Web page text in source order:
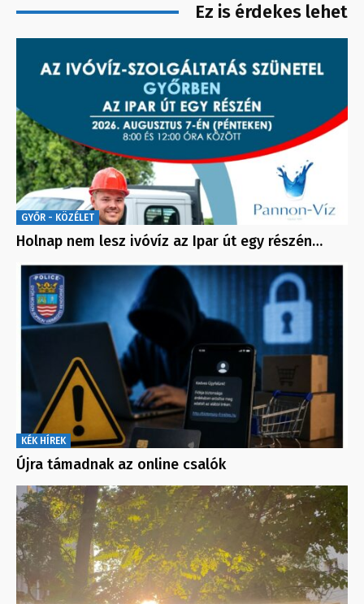
Ez is érdekes lehet
GYŐR - KÖZÉLET
Holnap nem lesz ivóvíz az Ipar út egy részén…
KÉK HÍREK
Újra támadnak az online csalók